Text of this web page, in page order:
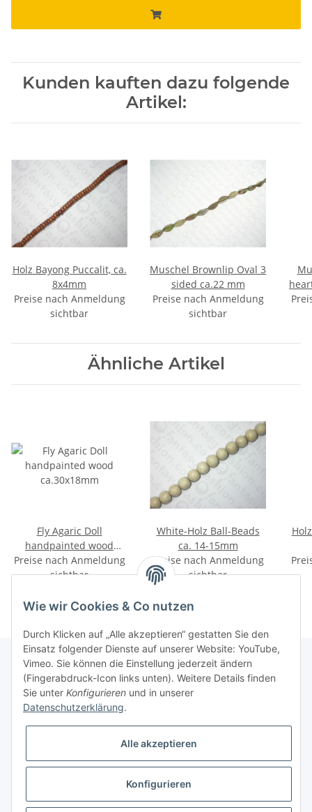
Kunden kauften dazu folgende
Artikel:
Holz Bayong Puccalit, ca.
8x4mm
Preise nach Anmeldung
sichtbar
Muschel Brownlip Oval 3
sided ca.22 mm
Preise nach Anmeldung
sichtbar
Ähnliche Artikel
Fly Agaric Doll
handpainted wood
ca.30x18mm
Preise nach Anmeldung
sichtbar
White-Holz Ball-Beads
ca. 14-15mm
Preise nach Anmeldung
sichtbar
Informationen
Gesetzliche Informationen
Wie wir Cookies & Co nutzen
Durch Klicken auf „Alle akzeptieren“ gestatten Sie den
Einsatz folgender Dienste auf unserer Website: YouTube,
Vimeo. Sie können die Einstellung jederzeit ändern
(Fingerabdruck-Icon links unten). Weitere Details finden
Sie unter Konfigurieren und in unserer
Datenschutzerklärung.
Alle akzeptieren
Konfigurieren